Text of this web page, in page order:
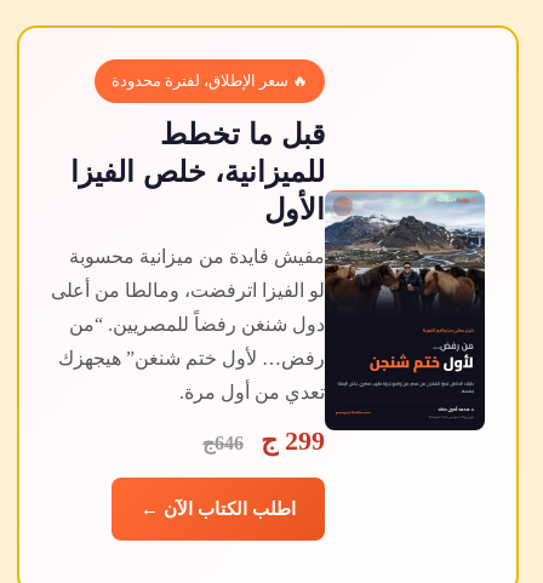
🔥 سعر الإطلاق، لفترة محدودة
قبل ما تخطط
للميزانية، خلص الفيزا
الأول
مفيش فايدة من ميزانية محسوبة
لو الفيزا اترفضت، ومالطا من أعلى
دول شنغن رفضاً للمصريين. “من
رفض… لأول ختم شنغن” هيجهزك
تعدي من أول مرة.
299 ج 646ج
اطلب الكتاب الآن ←